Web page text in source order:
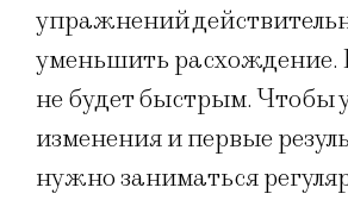
упражнений
уменьшить расхождение.
не будет быстрым. Чтобы
изменения и первые
нужно заниматься